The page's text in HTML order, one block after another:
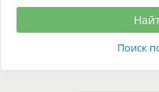
Поиск